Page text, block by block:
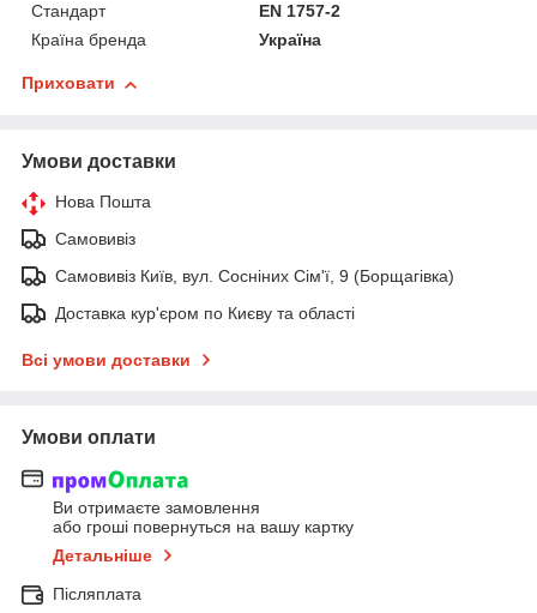
Стандарт
EN 1757-2
Країна бренда
Україна
Приховати
Умови доставки
Нова Пошта
Самовивіз
Самовивіз Київ, вул. Сосніних Сім'ї, 9 (Борщагівка)
Доставка кур'єром по Києву та області
Всі умови доставки
Умови оплати
Ви отримаєте замовлення
або гроші повернуться на вашу картку
Детальніше
Післяплата